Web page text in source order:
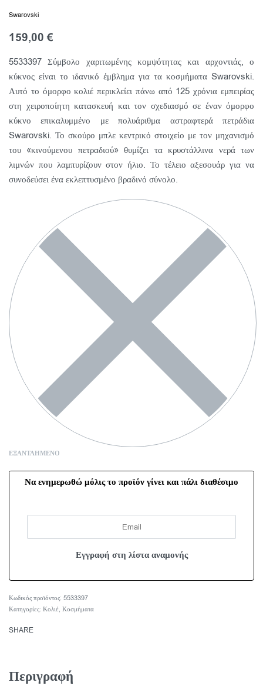
Swarovski
159,00€
5533397 Σύμβολο χαριτωμένης κομψότητας και αρχοντιάς, ο
κύκνος είναι το ιδανικό έμβλημα για τα κοσμήματα Swarovski.
Αυτό το όμορφο κολιέ περικλείει πάνω από 125 χρόνια εμπειρίας
στη χειροποίητη κατασκευή και τον σχεδιασμό σε έναν όμορφο
κύκνο επικαλυμμένο με πολυάριθμα αστραφτερά πετράδια
Swarovski. Το σκούρο μπλε κεντρικό στοιχείο με τον μηχανισμό
του «κινούμενου πετραδιού» θυμίζει τα κρυστάλλινα νερά των
λιμνών που λαμπυρίζουν στον ήλιο. Το τέλειο αξεσουάρ για να
συνοδεύσει ένα εκλεπτυσμένο βραδινό σύνολο.
ΕΞΑΝΤΛΗΜΈΝΟ
Να ενημερωθώ μόλις το προϊόν γίνει και πάλι διαθέσιμο
5533397
Κατηγορίες: Κολιέ, Κοσμήματα
SHARE
Περιγραφή